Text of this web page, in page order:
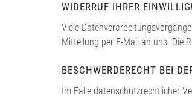
WIDERRUF IHRER
Viele
Mitteilung per E-Mail an uns. Die
BESCHWERDERECHT BEI
Im Falle datenschutzrechtlicher